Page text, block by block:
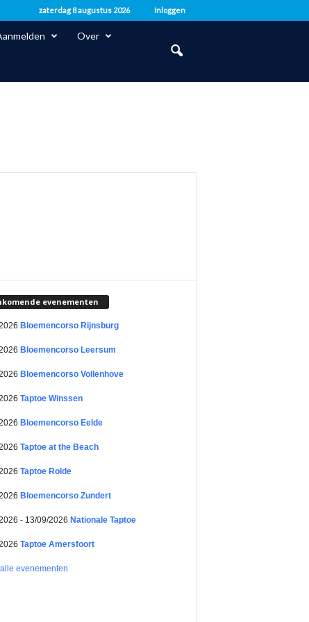
zaterdag 8 augustus 2026 Inloggen
Over
evenementen
Bloemencorso Rijnsburg
Bloemencorso Leersum
Bloemencorso Vollenhove
Taptoe Winssen
Bloemencorso Eelde
Taptoe at the Beach
Taptoe Rolde
Bloemencorso Zundert
- 13/09/2026 Nationale Taptoe
Taptoe Amersfoort
evenementen